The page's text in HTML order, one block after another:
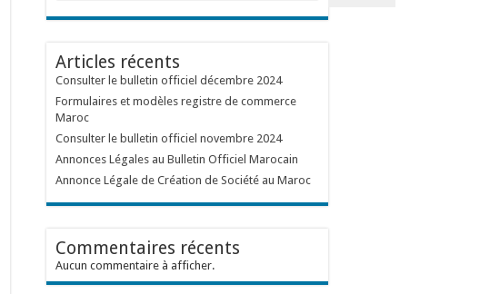
Articles récents
Consulter le bulletin officiel décembre 2024
Formulaires et modèles registre de commerce
Maroc
Consulter le bulletin officiel novembre 2024
Annonces Légales au Bulletin Officiel Marocain
Annonce Légale de Création de Société au Maroc
Commentaires récents
Aucun commentaire à afficher.